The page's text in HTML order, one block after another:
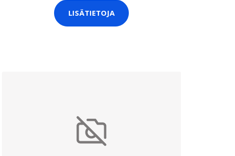
LISÄTIETOJA